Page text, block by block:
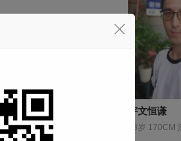
宇文恒谦
38岁 170CM